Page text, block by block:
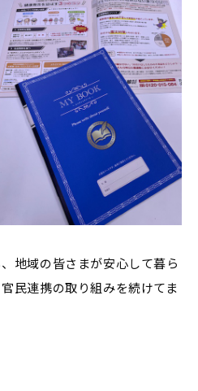
地域の皆さまが安心して暮ら
民連携の取り組みを続けてま